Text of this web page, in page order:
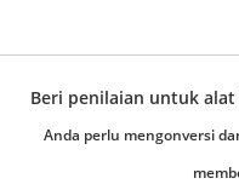
Beri penilaian untuk
Anda perlu mengonversi